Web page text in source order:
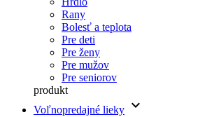
Rany
Bolesť a teplota
Pre deti
Pre ženy
Pre mužov
Pre seniorov
produkt
Voľnopredajné lieky keyboard_arrow_down